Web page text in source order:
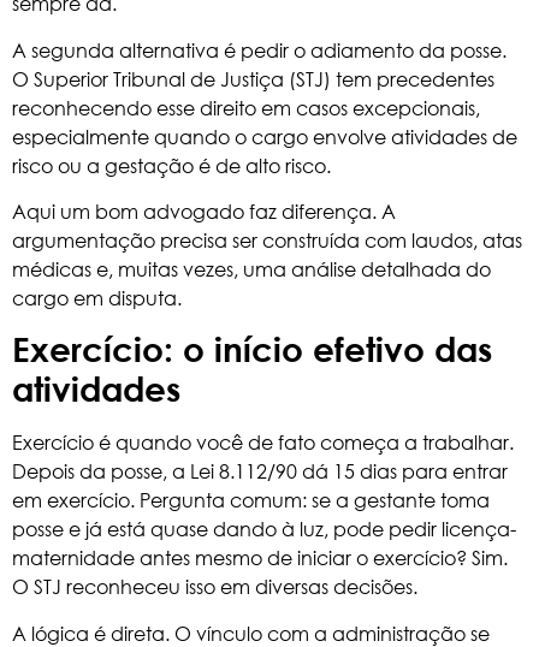
A segunda alternativa é pedir o adiamento da posse.
O Superior Tribunal de Justiça (STJ) tem precedentes
reconhecendo esse direito em casos excepcionais,
especialmente quando o cargo envolve atividades de
risco ou a gestação é de alto risco.
Aqui um bom advogado faz diferença. A
argumentação precisa ser construída com laudos, atas
médicas e, muitas vezes, uma análise detalhada do
cargo em disputa.
Exercício: o início efetivo das
atividades
Exercício é quando você de fato começa a trabalhar.
Depois da posse, a Lei 8.112/90 dá 15 dias para entrar
em exercício. Pergunta comum: se a gestante toma
posse e já está quase dando à luz, pode pedir licença-
maternidade antes mesmo de iniciar o exercício? Sim.
O STJ reconheceu isso em diversas decisões.
A lógica é direta. O vínculo com a administração se